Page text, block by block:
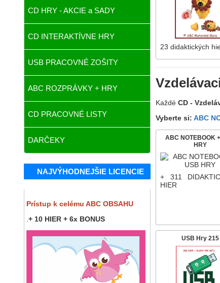
CD HRY - AKCIE a SADY
CD INTERAKTÍVNE HRY
USB PRACOVNÉ ZOŠITY
ABC ROZPRÁVKY + HRY
CD PRACOVNÉ LISTY
DARČEKY
NAJVÝHODNEJŠIE LICENCIE
Prístup k celému ABC OBSAHU
+ 10 HIER + 6x BONUS
23 didaktických
Každé CD -
Vyberte si: ABC
ABC NOTEBOOK
HRY
+ 311
HIER
USB Hry 215